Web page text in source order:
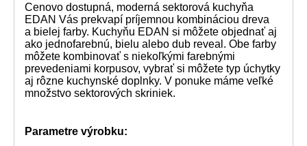
Cenovo dostupná, moderná sektorová kuchyňa
EDAN Vás prekvapí príjemnou kombináciou dreva
a bielej farby. Kuchyňu EDAN si môžete objednať aj
ako jednofarebnú, bielu alebo dub reveal. Obe farby
môžete kombinovať s niekoľkými farebnými
prevedeniami korpusov, vybrať si môžete typ úchytky
aj rôzne kuchynské doplnky. V ponuke máme veľké
množstvo sektorových skriniek.
Parametre výrobku: